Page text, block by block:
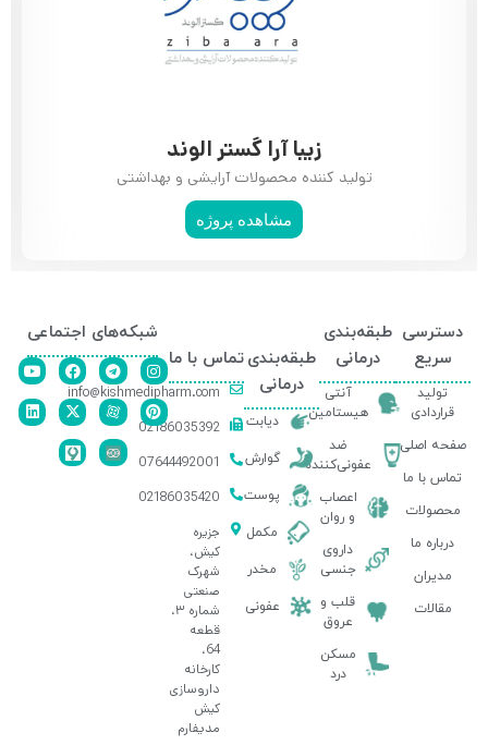
زیبا آرا گستر الوند
تولید کننده محصولات آرایشی و بهداشتی
مشاهده پروژه
دسترسی
سریع
تولید
قراردادی
صفحه اصلی
تماس با ما
محصولات
درباره ما
مدیران
مقالات
طبقه‌بندی
درمانی
آنتی
هیستامین
ضد
عفونی‌کننده
اعصاب
و روان
داروی
جنسی
قلب و
عروق
مسکن
درد
طبقه‌بندی
درمانی
دیابت
گوارش
پوست
مکمل
مخدر
عفونی
تماس با ما
info@kishmedipharm.com
02186035392
07644492001
02186035420
جزیره
کیش،
شهرک
صنعتی
شماره ۳،
قطعه
64،
کارخانه
داروسازی
کیش
مدیفارم
شبکه‌های اجتماعی